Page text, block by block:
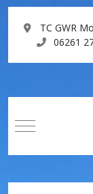
TC GWR
06261
Mobile Menu